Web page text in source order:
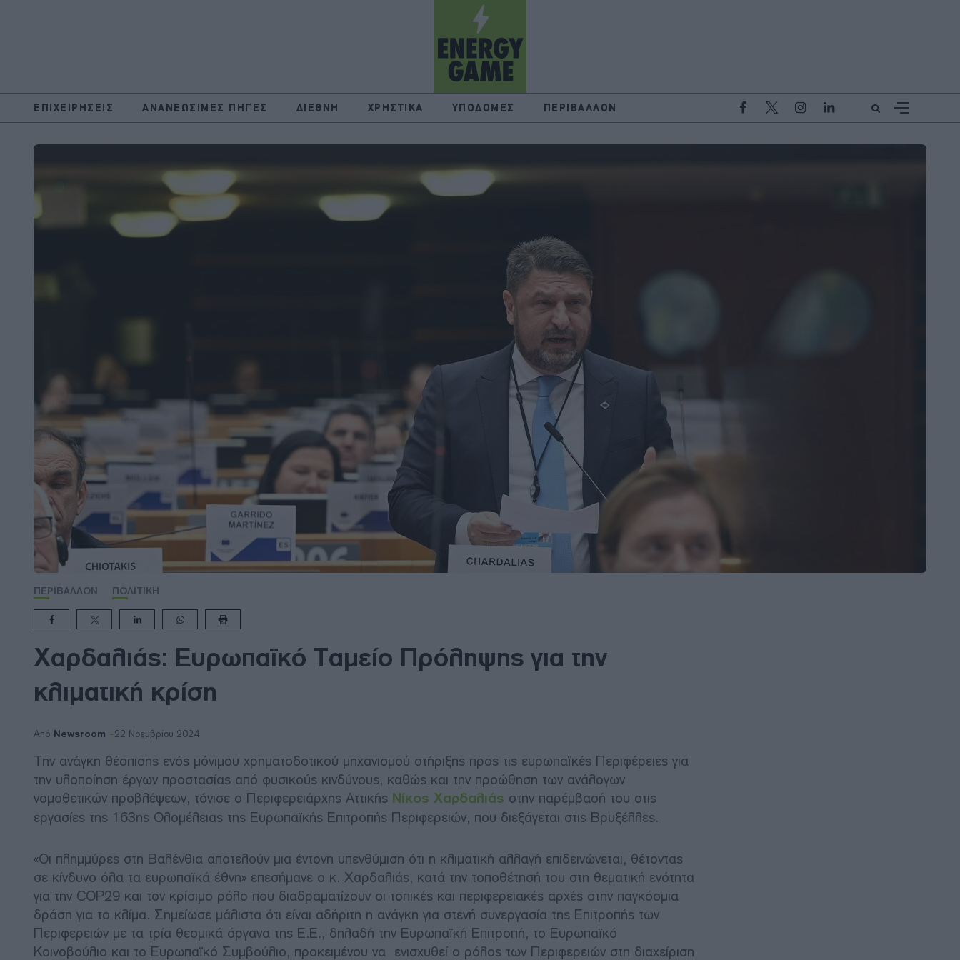
ΕΠΙΧΕΙΡΗΣΕΙΣ ΑΝΑΝΕΩΣΙΜΕΣ ΠΗΓΕΣ ΔΙΕΘΝΗ ΧΡΗΣΤΙΚΑ ΥΠΟΔΟΜΕΣ ΠΕΡΙΒΑΛΛΟΝ
ΠΕΡΙΒΑΛΛΟΝ ΠΟΛΙΤΙΚΗ
Χαρδαλιάς: Ευρωπαϊκό Ταμείο Πρόληψης για την
κλιματική κρίση
Από Newsroom 22 Νοεμβρίου 2024
Την ανάγκη θέσπισης ενός μόνιμου χρηματοδοτικού μηχανισμού στήριξης προς τις ευρωπαϊκές Περιφέρειες για
την υλοποίηση έργων προστασίας από φυσικούς κινδύνους, καθώς και την προώθηση των ανάλογων
νομοθετικών προβλέψεων, τόνισε ο Περιφερειάρχης Αττικής Νίκος Χαρδαλιάς στην παρέμβασή του στις
εργασίες της 163ης Ολομέλειας της Ευρωπαϊκής Επιτροπής Περιφερειών, που διεξάγεται στις Βρυξέλλες.
«Οι πλημμύρες στη Βαλένθια αποτελούν μια έντονη υπενθύμιση ότι η κλιματική αλλαγή επιδεινώνεται, θέτοντας
σε κίνδυνο όλα τα ευρωπαϊκά έθνη» επεσήμανε ο κ. Χαρδαλιάς, κατά την τοποθέτησή του στη θεματική ενότητα
για την COP29 και τον κρίσιμο ρόλο που διαδραματίζουν οι τοπικές και περιφερειακές αρχές στην παγκόσμια
δράση για το κλίμα. Σημείωσε μάλιστα ότι είναι αδήριτη η ανάγκη για στενή συνεργασία της Επιτροπής των
Περιφερειών με τα τρία θεσμικά όργανα της Ε.Ε., δηλαδή την Ευρωπαϊκή Επιτροπή, το Ευρωπαϊκό
Κοινοβούλιο και το Ευρωπαϊκό Συμβούλιο, προκειμένου να ενισχυθεί ο ρόλος των Περιφερειών στη διαχείριση